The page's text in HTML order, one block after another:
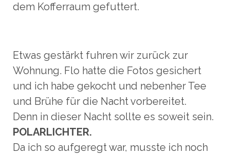
dem Kofferraum gefuttert.
Etwas gestärkt fuhren wir zurück zur
Wohnung. Flo hatte die Fotos gesichert
und ich habe gekocht und nebenher Tee
und Brühe für die Nacht vorbereitet.
Denn in dieser Nacht sollte es soweit sein.
POLARLICHTER.
Da ich so aufgeregt war, musste ich noch